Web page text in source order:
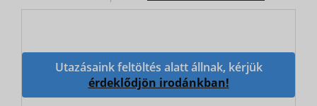
Utazásaink feltöltés alatt állnak, kérjük
érdeklődjön irodánkban!